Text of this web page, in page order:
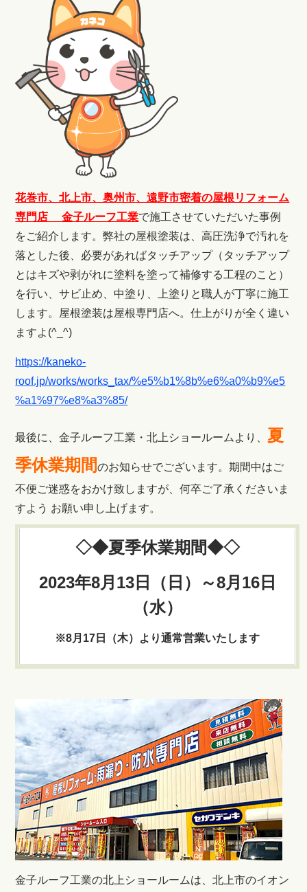
花巻市、北上市、奥州市、遠野市密着の屋根リフォーム
専門店 金子ルーフ工業で施工させていただいた事例
をご紹介します。弊社の屋根塗装は、高圧洗浄で汚れを
落とした後、必要があればタッチアップ（ タッチアップ
とはキズや剥がれに塗料を塗って補修する工程のこと）
を行い、サビ止め、中塗り、上塗りと職人が丁寧に施工
します。屋根塗装は屋根専門店へ。仕上がりが全く違い
ますよ(^_^)
https://kaneko-
roof.jp/works/works_tax/%e5%b1%8b%e6%a0%b9%e5
%a1%97%e8%a3%85/
最後に、金子ルーフ工業・北上ショールームより、 夏
季休業期間のお知らせでございます。期間中はご
不便ご迷惑をおかけ致しますが、何卒ご了承くださいま
すよう お願い申し上げます。
◇◆夏季休業期間◆◇
2023年8月13日（日）～8月16日
（水）
※8月17日（木）より通常営業いたします
金子ルーフ工業の北上ショールームは、北上市のイオン